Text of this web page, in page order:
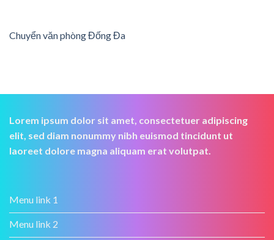
Chuyển văn phòng Đống Đa
Lorem ipsum dolor sit amet, consectetuer adipiscing
elit, sed diam nonummy nibh euismod tincidunt ut
laoreet dolore magna aliquam erat volutpat.
Menu link 1
Menu link 2